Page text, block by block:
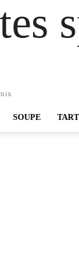
SOUPE